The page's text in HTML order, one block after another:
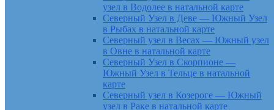
узел в Водолее в натальной карте
Северный Узел в Деве — Южный Узел
в Рыбах в натальной карте
Северный узел в Весах — Южный узел
в Овне в натальной карте
Северный Узел в Скорпионе —
Южный Узел в Тельце в натальной
карте
Северный узел в Козероге — Южный
узел в Раке в натальной карте